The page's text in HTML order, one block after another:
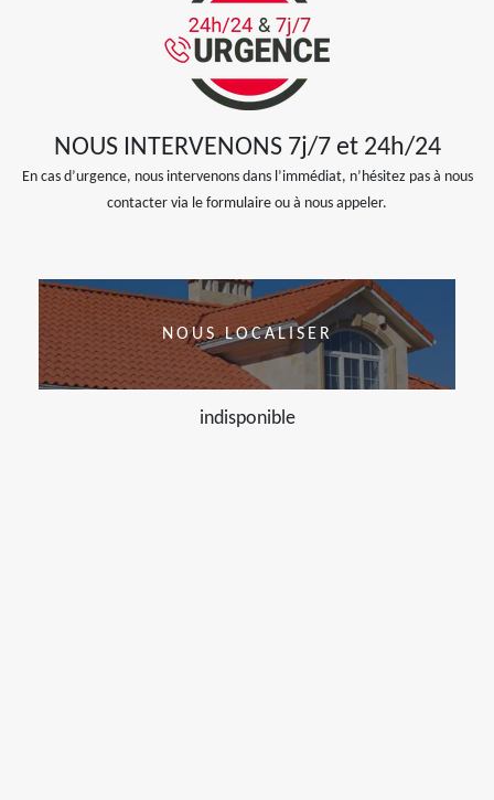
NOUS INTERVENONS 7j/7 et 24h/24
En cas d’urgence, nous intervenons dans l’immédiat, n’hésitez pas à nous
contacter via le formulaire ou à nous appeler.
NOUS LOCALISER
indisponible